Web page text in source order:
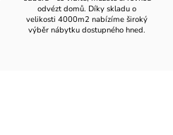
odvézt domů. Díky skladu o
velikosti 4000m2 nabízíme široký
výběr nábytku dostupného hned.